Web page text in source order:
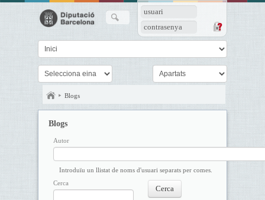
usuari
contrasenya
Blogs
Blogs
Autor
Introduïu un llistat de noms d'usuari separats per comes.
Cerca